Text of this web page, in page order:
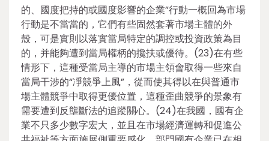
的、國度把持的或國度影響的企業”行動一概回為市場
行動是不當當的，它們有些固然套著市場主體的外
殼，可是實則以落實當局特定的調控或投資政策為目
的，并能夠遭到當局權柄的攙扶或優待。(23)在有些
情形下，這種受當局主導的市場主領會取得一些來自
當局干涉的“凈競爭上風”，從而使其得以在與普通市
場主體競爭中取得更優位置，這種歪曲競爭的景象有
需要遭到反壟斷法的追蹤關心。(24)在我國，國有企
業不只多少數字宏大，並且在市場經濟運轉和促進公